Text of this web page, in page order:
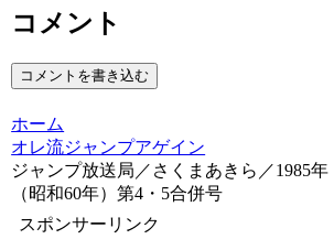
コメント
コメントを書き込む
ホーム
オレ流ジャンプアゲイン
ジャンプ放送局／さくまあきら／1985年
（昭和60年）第4・5合併号
スポンサーリンク